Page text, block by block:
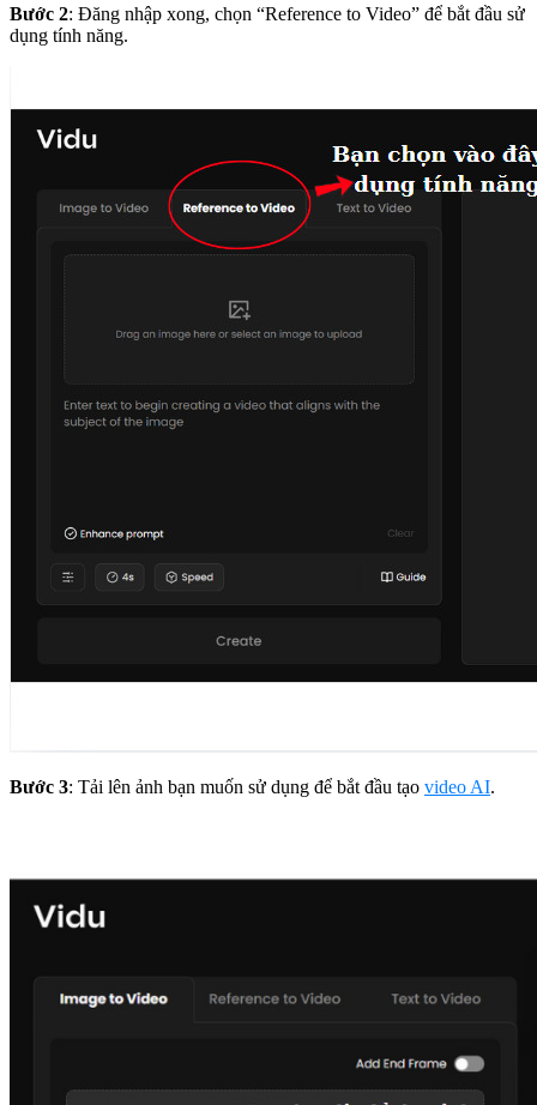
Bước 2: Đăng nhập xong, chọn “Reference to Video” để bắt đầu sử
dụng tính năng.
Bước 3: Tải lên ảnh bạn muốn sử dụng để bắt đầu tạo video AI.